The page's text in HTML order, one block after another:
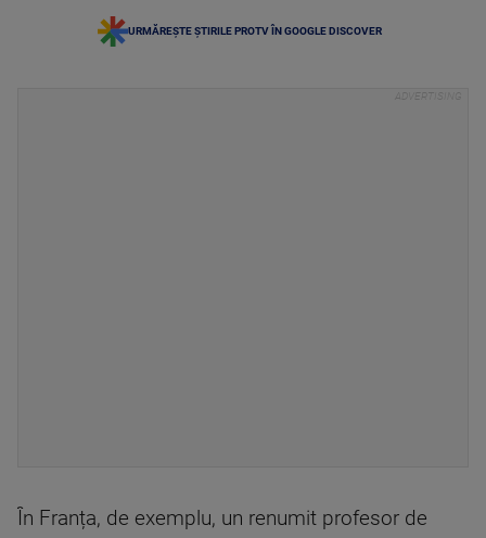
URMĂREȘTE ȘTIRILE PROTV ÎN GOOGLE DISCOVER
În Franța, de exemplu, un renumit profesor de